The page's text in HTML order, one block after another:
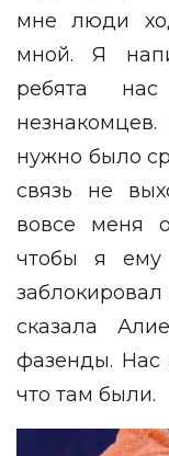
мне люди
мной. Я
ребята
нужно было
связь не
вовсе меня
чтобы я
сказала
фазенды. Нас
что там были.